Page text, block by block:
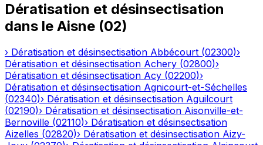
Dératisation et désinsectisation
dans le Aisne (02)
› Dératisation et désinsectisation Abbécourt (02300)›
Dératisation et désinsectisation Achery (02800)›
Dératisation et désinsectisation Acy (02200)›
Dératisation et désinsectisation Agnicourt-et-Séchelles
(02340)› Dératisation et désinsectisation Aguilcourt
(02190)› Dératisation et désinsectisation Aisonville-et-
Bernoville (02110)› Dératisation et désinsectisation
Aizelles (02820)› Dératisation et désinsectisation Aizy-